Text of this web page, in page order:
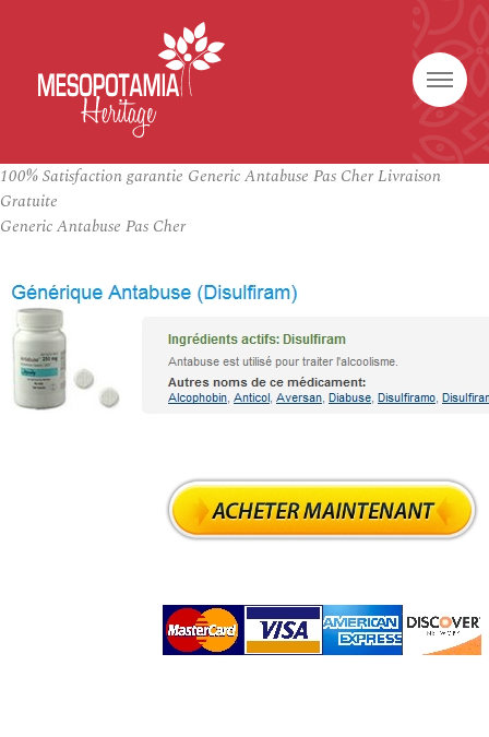
100% Satisfaction garantie Generic Antabuse Pas Cher Livraison
Gratuite
Generic Antabuse Pas Cher